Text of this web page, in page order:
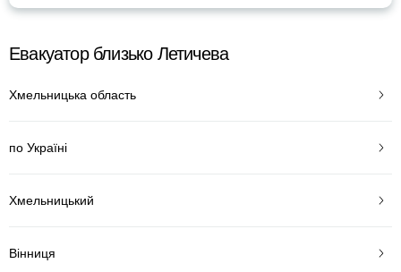
Евакуатор близько Летичева
Хмельницька область
по Україні
Хмельницький
Вінниця